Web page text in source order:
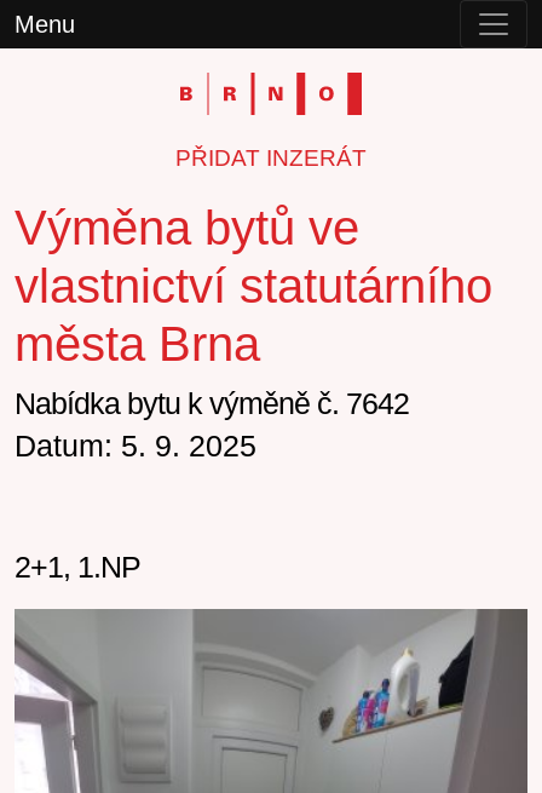
Menu
PŘIDAT INZERÁT
Výměna bytů ve
vlastnictví statutárního
města Brna
Nabídka bytu k výměně č. 7642
Datum: 5. 9. 2025
2+1, 1.NP